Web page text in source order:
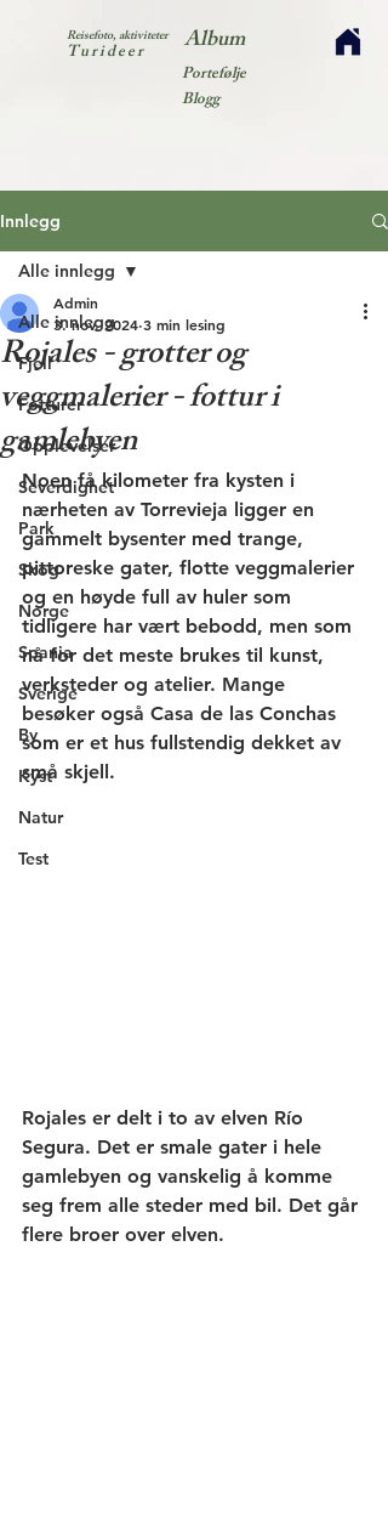
Reisefoto, aktiviteter
Turideer Album
Portefølje
Blogg
Innlegg
Alle innlegg
Fjell
Fotturer
Opplevelser
Severdighet
Park
Skog
Norge
Spania
Sverige
By
Kyst
Natur
Test
Alle innlegg
Rojales - grotter og
veggmalerier - fottur i
gamlebyen
Admin
3. nov. 2024 3 min lesing
Noen få kilometer fra kysten i
nærheten av Torrevieja ligger en
gammelt bysenter med trange,
pittoreske gater, flotte veggmalerier
og en høyde full av huler som
tidligere har vært bebodd, men som
nå for det meste brukes til kunst,
verksteder og atelier. Mange
besøker også Casa de las Conchas
som er et hus fullstendig dekket av
små skjell.
Rojales er delt i to av elven Río
Segura. Det er smale gater i hele
gamlebyen og vanskelig å komme
seg frem alle steder med bil. Det går
flere broer over elven.